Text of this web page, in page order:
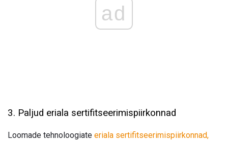
ad
3. Paljud eriala sertifitseerimispiirkonnad
Loomade tehnoloogiate eriala sertifitseerimispiirkonnad,